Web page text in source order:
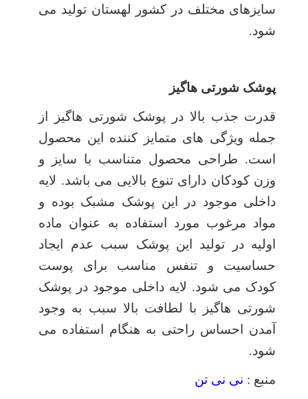
سایزهای مختلف در کشور لهستان تولید می
شود.
پوشک شورتی هاگیز
قدرت جذب بالا در پوشک شورتی هاگیز از
جمله ویژگی های متمایز کننده این محصول
است. طراحی محصول متناسب با سایز و
وزن کودکان دارای تنوع بالایی می باشد. لایه
داخلی موجود در این پوشک مشبک بوده و
مواد مرغوب مورد استفاده به عنوان ماده
اولیه در تولید این پوشک سبب عدم ایجاد
حساسیت و تنفس مناسب برای پوست
کودک می شود. لایه داخلی موجود در پوشک
شورتی هاگیز با لطافت بالا سبب به وجود
آمدن احساس راحتی به هنگام استفاده می
شود.
منبع : نی نی تن